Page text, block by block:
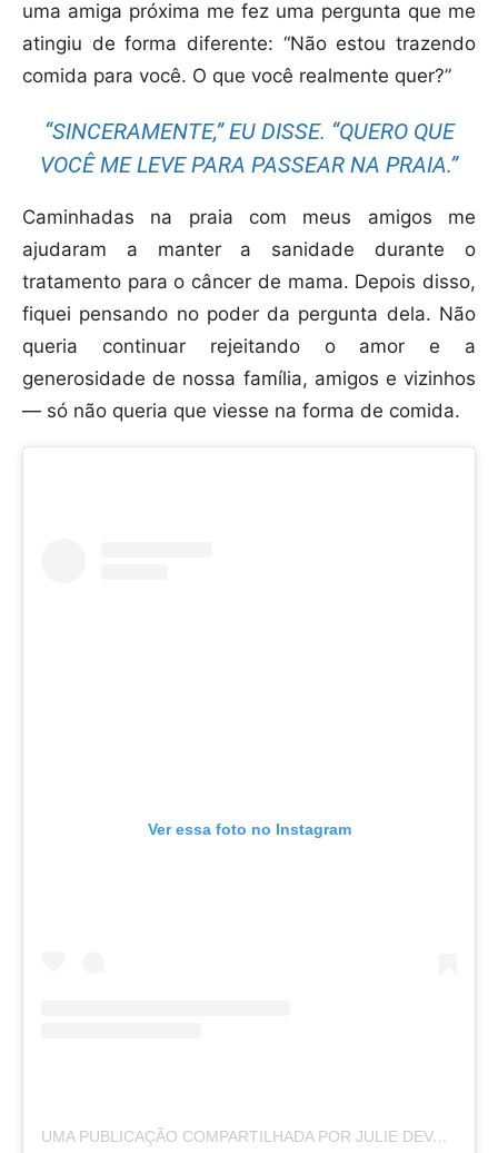
uma amiga próxima me fez uma pergunta que me
atingiu de forma diferente: “Não estou trazendo
comida para você. O que você realmente quer?”
“SINCERAMENTE,” EU DISSE. “QUERO QUE
VOCÊ ME LEVE PARA PASSEAR NA PRAIA.”
Caminhadas na praia com meus amigos me
ajudaram a manter a sanidade durante o
tratamento para o câncer de mama. Depois disso,
fiquei pensando no poder da pergunta dela. Não
queria continuar rejeitando o amor e a
generosidade de nossa família, amigos e vizinhos
— só não queria que viesse na forma de comida.
Ver essa foto no Instagram
UMA PUBLICAÇÃO COMPARTILHADA POR JULIE DEVANEY HOGAN (@JULESD433)